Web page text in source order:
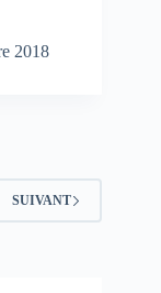
2018
SUIVANT